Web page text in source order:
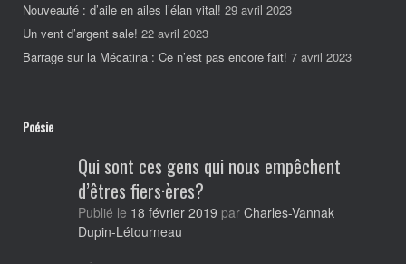
Nouveauté : d’aile en ailes l’élan vital! 29 avril 2023
Un vent d’argent sale! 22 avril 2023
Barrage sur la Mécatina : Ce n’est pas encore fait! 7 avril 2023
Poésie
Qui sont ces gens qui nous empêchent
d’êtres fiers·ères?
Publié le 18 février 2019 par Charles-Vannak
Dupin-Létourneau